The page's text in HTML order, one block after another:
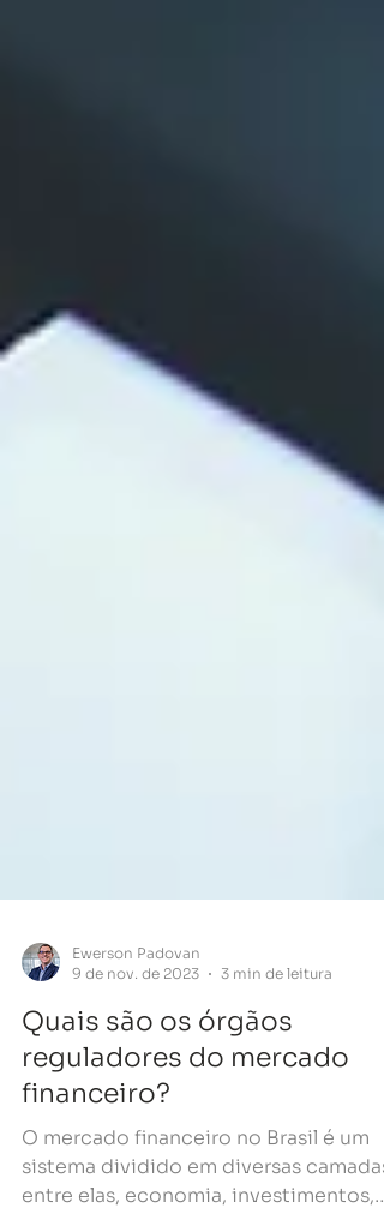
Ewerson Padovan
3 min de leitura
Quais são os órgãos
reguladores do mercado
financeiro?